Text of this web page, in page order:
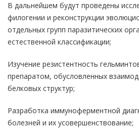
В дальнейшем будут проведены
филогении и реконструкции
отдельных групп паразитических
естественной классификации;
Изучение резистентность
препаратом, обусловленных
белковых структур;
Разработка иммуноферментной
болезней и их усовершенствование;